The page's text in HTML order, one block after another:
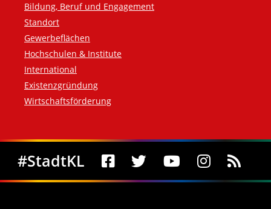
Bildung, Beruf und Engagement
Standort
Gewerbeflächen
Hochschulen & Institute
International
Existenzgründung
Wirtschaftsförderung
Social Media
#StadtKL